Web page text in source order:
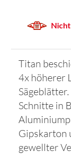
Titan
4x höherer
Schnitte in
Gipskarton
gewellter